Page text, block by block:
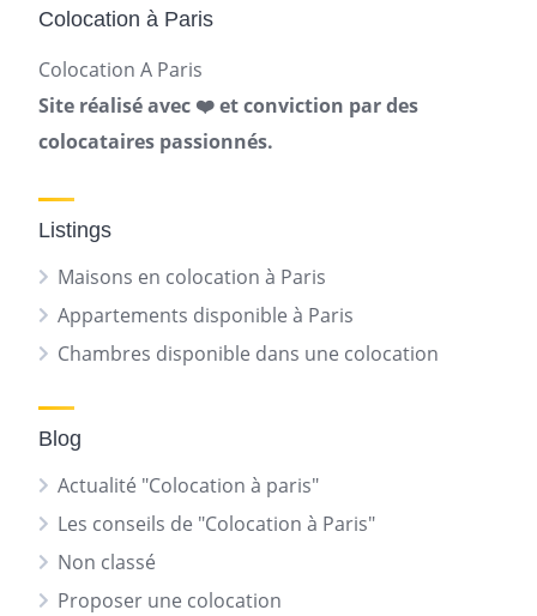
Colocation à Paris
Colocation A Paris
Site réalisé avec ❤️ et conviction par des
colocataires passionnés.
Listings
Maisons en colocation à Paris
Appartements disponible à Paris
Chambres disponible dans une colocation
Blog
Actualité "Colocation à paris"
Les conseils de "Colocation à Paris"
Non classé
Proposer une colocation